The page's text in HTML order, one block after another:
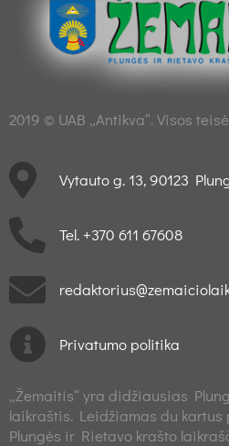
2019 © UAB „Antikva“. Visos
Vytauto g. 13, 90123
Tel. +370 611 67608
Privatumo politika
„Žemaitis“ yra didžiausias
laikraštis. Leidžiamas du kartus
Plungės ir Rietavo krašto